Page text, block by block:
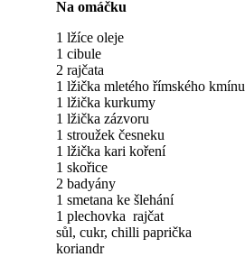
Na omáčku
1 lžíce oleje
1 cibule
2 rajčata
1 lžička mletého římského kmínu
1 lžička kurkumy
1 lžička zázvoru
1 stroužek česneku
1 lžička kari koření
1 skořice
2 badyány
1 smetana ke šlehání
1 plechovka rajčat
sůl, cukr, chilli paprička
koriandr